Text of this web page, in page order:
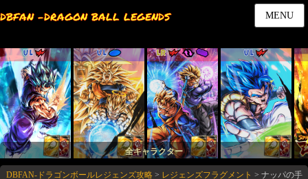
DBFAN -DRAGON BALL LEGENDS MENU
UL UL LR UL
全キャラクター
DBFAN-ドラゴンボールレジェンズ攻略> レジェンズフラグメント > ナッパの手